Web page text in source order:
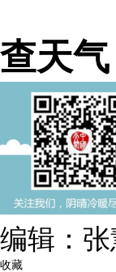
查天
编辑：
收藏